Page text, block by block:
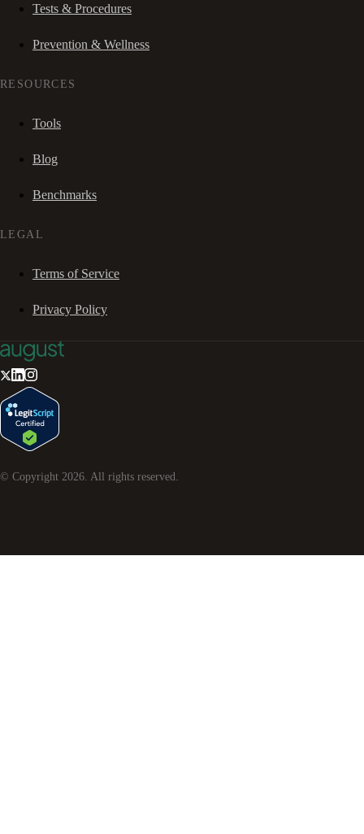
Tests & Procedures
Prevention & Wellness
RESOURCES
Tools
Blog
Benchmarks
LEGAL
Terms of Service
Privacy Policy
© Copyright 2026 . All rights reserved.